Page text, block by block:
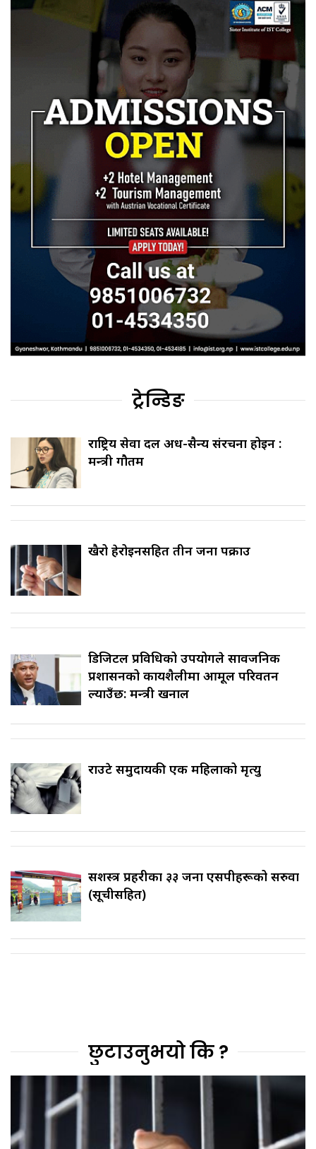
ट्रेन्डिङ
राष्ट्रिय सेवा दल अर्ध-सैन्य संरचना होइन :
मन्त्री गौतम
खैरो हेरोइनसहित तीन जना पक्राउ
डिजिटल प्रविधिको उपयोगले सार्वजनिक
प्रशासनको कार्यशैलीमा आमूल परिवर्तन
ल्याउँछ: मन्त्री खनाल
राउटे समुदायकी एक महिलाको मृत्यु
सशस्त्र प्रहरीका ३३ जना एसपीहरूको सरुवा
(सूचीसहित)
छुटाउनुभयो कि ?